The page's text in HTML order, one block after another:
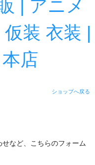
| アニメ
装 衣装 |
店
ショップへ戻る
など、こちらのフォーム